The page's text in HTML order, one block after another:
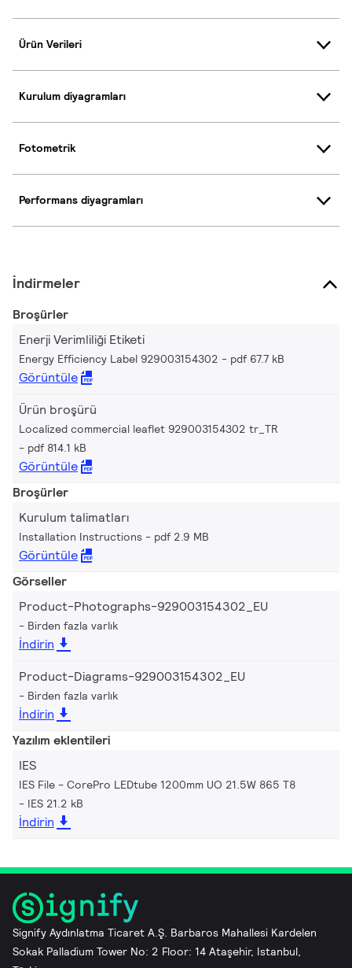
Ürün Verileri
Kurulum diyagramları
Fotometrik
Performans diyagramları
İndirmeler
Broşürler
Enerji Verimliliği Etiketi
Energy Efficiency Label 929003154302 pdf 67.7 kB
Görüntüle
Ürün broşürü
Localized commercial leaflet 929003154302 tr_TR
pdf 814.1 kB
Görüntüle
Broşürler
Kurulum talimatları
Installation Instructions pdf 2.9 MB
Görüntüle
Görseller
Product-Photographs-929003154302_EU
Birden fazla varlık
İndirin
Product-Diagrams-929003154302_EU
Birden fazla varlık
İndirin
Yazılım eklentileri
IES
IES File - CorePro LEDtube 1200mm UO 21.5W 865 T8
IES 21.2 kB
İndirin
Signify Aydınlatma Ticaret A.Ş. Barbaros Mahallesi Kardelen
Sokak Palladium Tower No: 2 Floor: 14 Ataşehir, Istanbul,